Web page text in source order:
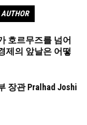
호르무즈를 넘어
제의 앞날은 어떻
장관 Pralhad Joshi